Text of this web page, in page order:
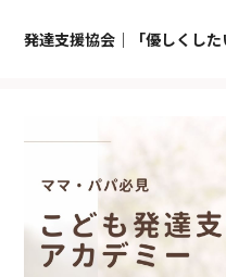
発達支援協会｜「優しくし